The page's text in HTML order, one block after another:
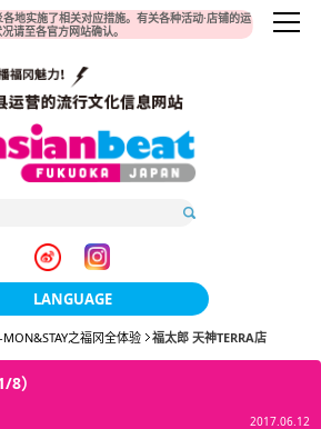
地实施了相关对应措施。有关各种活动·店铺的运
请至各官方网站确认。
LANGUAGE
日本語
之福冈全体验 福太郎 天神TERRA店
8）
2017.06.12